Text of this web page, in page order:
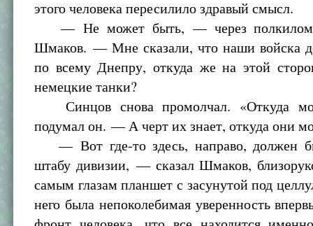
этого человека пересилило здравый смысл.
— Не может быть, — через
Шмаков. — Мне сказали, что наши войска
по всему Днепру, откуда же на этой
немецкие танки?
Синцов снова промолчал. «Откуда
подумал он. — А черт их знает, откуда они
— Вот где-то здесь, направо, должен
штабу дивизии, — сказал Шмаков,
самым глазам планшет с засунутой под
него была непоколебимая уверенность